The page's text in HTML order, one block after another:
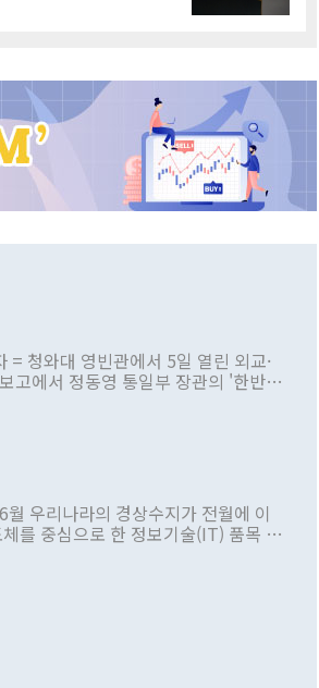
청와대 영빈관에서 5일 열린 외교·
고에서 정동영 통일부 장관의 '한반도
은 사안을 정책으로 추진하겠다고 공
라는 비판을 내놨다. 그동안 정 장
은 적은 여러 번 있지만 대통령과 유
장을 표명한 것은 이례적이다. 정 장
해야 한다는 목소리도 높아지고 있
우리나라의 경상수지가 전월에 이
를 중심으로 한 정보기술(IT) 품목 수